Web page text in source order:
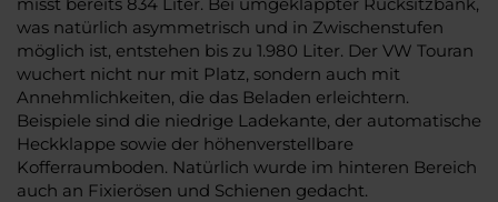
was natürlich asymmetrisch und in Zwischenstufen
möglich ist, entstehen bis zu 1.980 Liter. Der VW Touran
wuchert nicht nur mit Platz, sondern auch mit
Annehmlichkeiten, die das Beladen erleichtern.
Beispiele sind die niedrige Ladekante, der automatische
Heckklappe sowie der höhenverstellbare
Kofferraumboden. Natürlich wurde im hinteren Bereich
auch an Fixierösen und Schienen gedacht.